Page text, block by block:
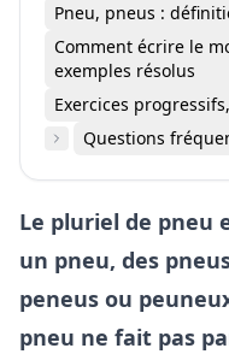
Pneu, pneus :
Comment écrire le
exemples résolus
Exercices
Questions
Le pluriel de pneu
un pneu, des
peneus ou
pneu ne fait pas